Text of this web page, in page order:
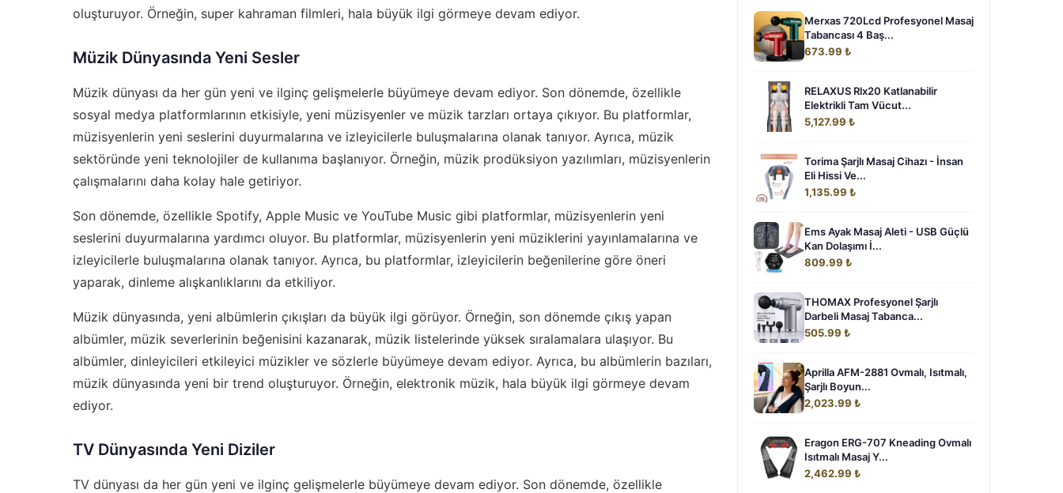
oluşturuyor. Örneğin, super kahraman filmleri, hala büyük ilgi görmeye devam ediyor.
Müzik Dünyasında Yeni Sesler
Müzik dünyası da her gün yeni ve ilginç gelişmelerle büyümeye devam ediyor. Son dönemde, özellikle
sosyal medya platformlarının etkisiyle, yeni müzisyenler ve müzik tarzları ortaya çıkıyor. Bu platformlar,
müzisyenlerin yeni seslerini duyurmalarına ve izleyicilerle buluşmalarına olanak tanıyor. Ayrıca, müzik
sektöründe yeni teknolojiler de kullanıma başlanıyor. Örneğin, müzik prodüksiyon yazılımları, müzisyenlerin
çalışmalarını daha kolay hale getiriyor.
Son dönemde, özellikle Spotify, Apple Music ve YouTube Music gibi platformlar, müzisyenlerin yeni
seslerini duyurmalarına yardımcı oluyor. Bu platformlar, müzisyenlerin yeni müziklerini yayınlamalarına ve
izleyicilerle buluşmalarına olanak tanıyor. Ayrıca, bu platformlar, izleyicilerin beğenilerine göre öneri
yaparak, dinleme alışkanlıklarını da etkiliyor.
Müzik dünyasında, yeni albümlerin çıkışları da büyük ilgi görüyor. Örneğin, son dönemde çıkış yapan
albümler, müzik severlerinin beğenisini kazanarak, müzik listelerinde yüksek sıralamalara ulaşıyor. Bu
albümler, dinleyicileri etkileyici müzikler ve sözlerle büyümeye devam ediyor. Ayrıca, bu albümlerin bazıları,
müzik dünyasında yeni bir trend oluşturuyor. Örneğin, elektronik müzik, hala büyük ilgi görmeye devam
ediyor.
TV Dünyasında Yeni Diziler
TV dünyası da her gün yeni ve ilginç gelişmelerle büyümeye devam ediyor. Son dönemde, özellikle
Merxas 720Lcd Profesyonel Masaj
Tabancası 4 Baş...
673.99 ₺
RELAXUS Rlx20 Katlanabilir
Elektrikli Tam Vücut...
5,127.99 ₺
Torima Şarjlı Masaj Cihazı - İnsan
Eli Hissi Ve...
1,135.99 ₺
Ems Ayak Masaj Aleti - USB Güçlü
Kan Dolaşımı İ...
809.99 ₺
THOMAX Profesyonel Şarjlı
Darbeli Masaj Tabanca...
505.99 ₺
Aprilla AFM-2881 Ovmalı, Isıtmalı,
Şarjlı Boyun...
2,023.99 ₺
Eragon ERG-707 Kneading Ovmalı
Isıtmalı Masaj Y...
2,462.99 ₺